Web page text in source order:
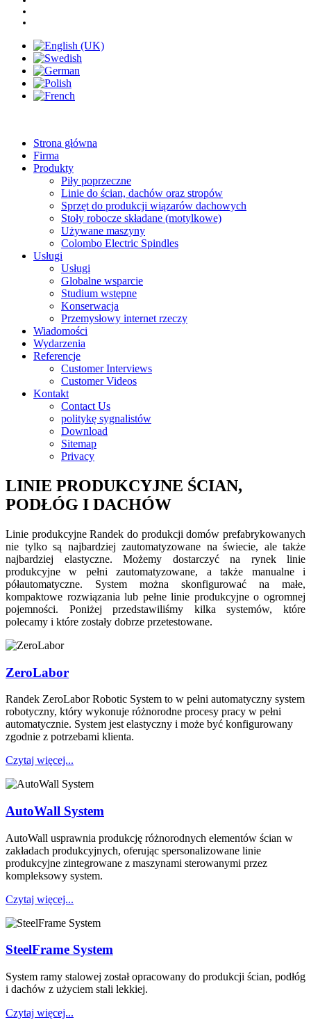
Strona główna
Firma
Produkty
Piły poprzeczne
Linie do ścian, dachów oraz stropów
Sprzęt do produkcji wiązarów dachowych
Stoły robocze składane (motylkowe)
Używane maszyny
Colombo Electric Spindles
Usługi
Usługi
Globalne wsparcie
Studium wstępne
Konserwacja
Przemysłowy internet rzeczy
Wiadomości
Wydarzenia
Referencje
Customer Interviews
Customer Videos
Kontakt
Contact Us
politykę sygnalistów
Download
Sitemap
Privacy
LINIE PRODUKCYJNE ŚCIAN,
PODŁÓG I DACHÓW
Linie produkcyjne Randek do produkcji domów prefabrykowanych
nie tylko są najbardziej zautomatyzowane na świecie, ale także
najbardziej elastyczne. Możemy dostarczyć na rynek linie
produkcyjne w pełni zautomatyzowane, a także manualne i
półautomatyczne. System można skonfigurować na małe,
kompaktowe rozwiązania lub pełne linie produkcyjne o ogromnej
pojemności. Poniżej przedstawiliśmy kilka systemów, które
polecamy i które zostały dobrze przetestowane.
ZeroLabor
Randek ZeroLabor Robotic System to w pełni automatyczny system
robotyczny, który wykonuje różnorodne procesy pracy w pełni
automatycznie. System jest elastyczny i może być konfigurowany
zgodnie z potrzebami klienta.
Czytaj więcej...
AutoWall System
AutoWall usprawnia produkcję różnorodnych elementów ścian w
zakładach produkcyjnych, oferując spersonalizowane linie
produkcyjne zintegrowane z maszynami sterowanymi przez
kompleksowy system.
Czytaj więcej...
SteelFrame System
System ramy stalowej został opracowany do produkcji ścian, podłóg
i dachów z użyciem stali lekkiej.
Czytaj więcej...